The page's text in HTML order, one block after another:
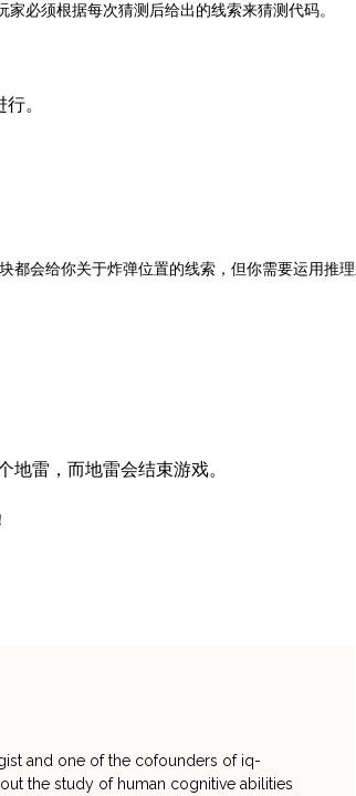
必须根据每次猜测后给出的线索来猜测代码。
。
会给你关于炸弹位置的线索，但你需要运用推理
雷，而地雷会结束游戏。
and one of the cofounders of iq-
the study of human cognitive abilities